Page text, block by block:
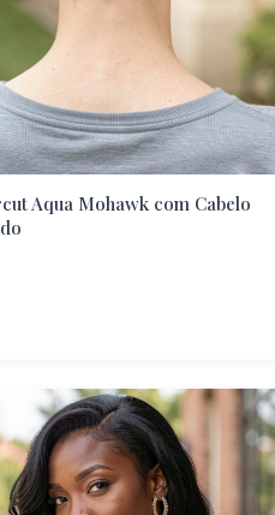
Aqua Mohawk com Cabelo